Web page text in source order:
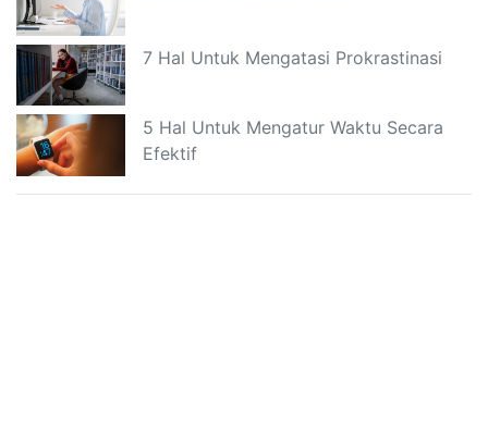
7 Hal Untuk Mengatasi Prokrastinasi
5 Hal Untuk Mengatur Waktu Secara
Efektif